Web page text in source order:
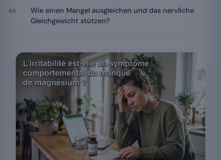
04
Wie einen Mangel ausgleichen und das nervliche
Gleichgewicht stützen?